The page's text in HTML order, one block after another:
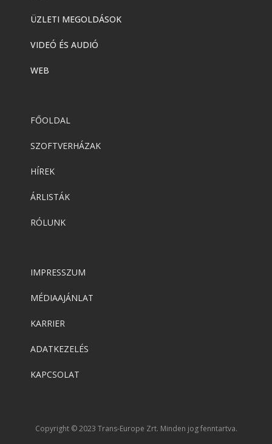
ÜZLETI MEGOLDÁSOK
VIDEÓ ÉS AUDIÓ
WEB
FŐOLDAL
SZOFTVERHÁZAK
HÍREK
ÁRLISTÁK
RÓLUNK
IMPRESSZUM
MÉDIAAJÁNLAT
KARRIER
ADATKEZELÉS
KAPCSOLAT
Copyright © 2023 Trans-Europe Zrt. Minden jog fenntartva.